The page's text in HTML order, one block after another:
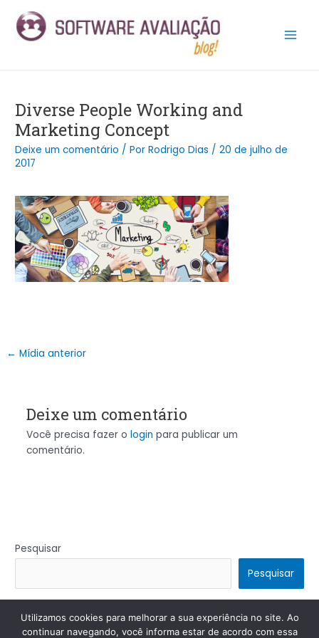
para
Diverse People Working and
Marketing Concept
Deixe um comentário / PorRodrigo Dias /20 de julho de
2017
navigation
← Mídia anterior
Deixe um comentário
Você precisa fazer o login para publicar um
comentário.
Pesquisar
Pesquisar
Copyright © 2026 | Powered by Tema Astra para WordPress
Utilizamos cookies para melhorar a sua experiência no site. Ao
continuar navegando, você informa estar de acordo com essa